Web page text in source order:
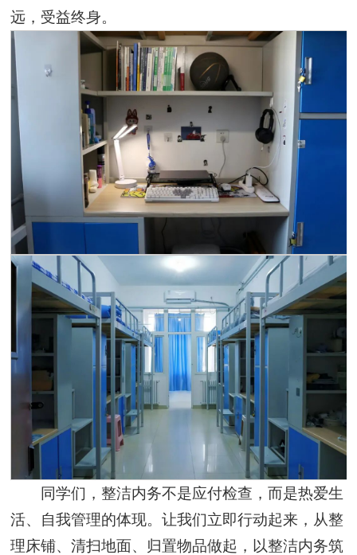
远，受益终身。
同学们，整洁内务不是应付检查，而是热爱生
活、自我管理的体现。让我们立即行动起来，从整
理床铺、清扫地面、归置物品做起，以整洁内务筑